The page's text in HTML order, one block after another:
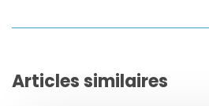
Articles similaires